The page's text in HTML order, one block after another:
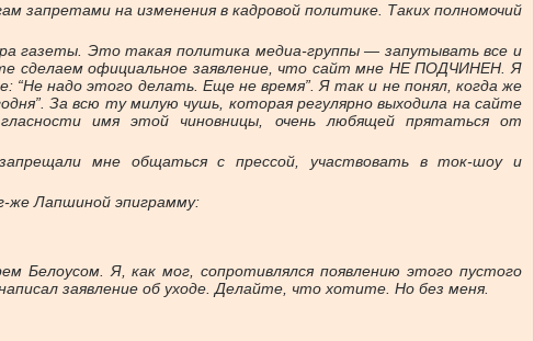
запретами на изменения в кадровой политике. Таких полномочий
газеты. Это такая политика медиа-группы — запутывать все и
сделаем официальное заявление, что сайт мне НЕ ПОДЧИНЕН. Я
надо этого делать. Еще не время”. Я так и не понял, когда же
За всю ту милую чушь, которая регулярно выходила на сайте
имя этой чиновницы, очень любящей прятаться от
мне общаться с прессой, участвовать в ток-шоу и
же Лапшиной эпиграмму:
Белоусом. Я, как мог, сопротивлялся появлению этого пустого
заявление об уходе. Делайте, что хотите. Но без меня.